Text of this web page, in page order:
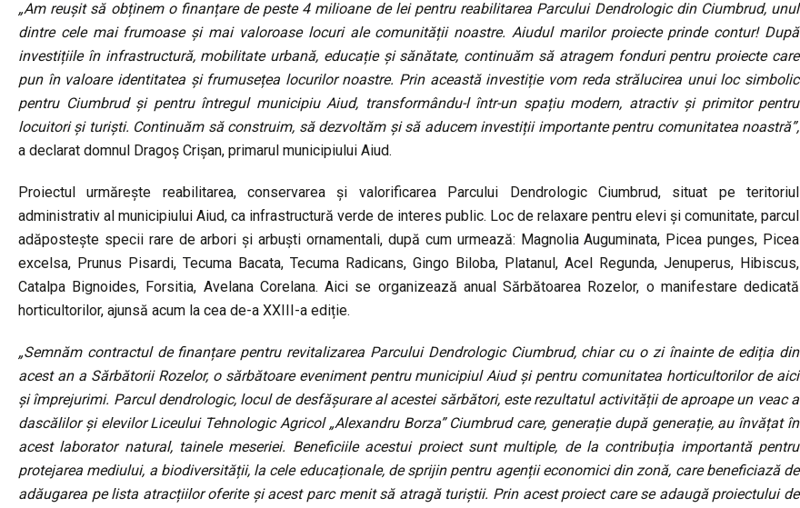
„Am reușit să obținem o finanțare de peste 4 milioane de lei pentru reabilitarea Parcului Dendrologic din Ciumbrud, unul
dintre cele mai frumoase și mai valoroase locuri ale comunității noastre. Aiudul marilor proiecte prinde contur! După
investițiile în infrastructură, mobilitate urbană, educație și sănătate, continuăm să atragem fonduri pentru proiecte care
pun în valoare identitatea și frumusețea locurilor noastre. Prin această investiție vom reda strălucirea unui loc simbolic
pentru Ciumbrud și pentru întregul municipiu Aiud, transformându-l într-un spațiu modern, atractiv și primitor pentru
locuitori și turiști. Continuăm să construim, să dezvoltăm și să aducem investiții importante pentru comunitatea noastră”,
a declarat domnul Dragoș Crișan, primarul municipiului Aiud.
Proiectul urmărește reabilitarea, conservarea și valorificarea Parcului Dendrologic Ciumbrud, situat pe teritoriul
administrativ al municipiului Aiud, ca infrastructură verde de interes public. Loc de relaxare pentru elevi și comunitate, parcul
adăpostește specii rare de arbori și arbuști ornamentali, după cum urmează: Magnolia Auguminata, Picea punges, Picea
excelsa, Prunus Pisardi, Tecuma Bacata, Tecuma Radicans, Gingo Biloba, Platanul, Acel Regunda, Jenuperus, Hibiscus,
Catalpa Bignoides, Forsitia, Avelana Corelana. Aici se organizează anual Sărbătoarea Rozelor, o manifestare dedicată
horticultorilor, ajunsă acum la cea de-a XXIII-a ediție.
„Semnăm contractul de finanțare pentru revitalizarea Parcului Dendrologic Ciumbrud, chiar cu o zi înainte de ediția din
acest an a Sărbătorii Rozelor, o sărbătoare eveniment pentru municipiul Aiud și pentru comunitatea horticultorilor de aici
și împrejurimi. Parcul dendrologic, locul de desfășurare al acestei sărbători, este rezultatul activității de aproape un veac a
dascălilor și elevilor Liceului Tehnologic Agricol „Alexandru Borza” Ciumbrud care, generație după generație, au învățat în
acest laborator natural, tainele meseriei. Beneficiile acestui proiect sunt multiple, de la contribuția importantă pentru
protejarea mediului, a biodiversității, la cele educaționale, de sprijin pentru agenții economici din zonă, care beneficiază de
adăugarea pe lista atracțiilor oferite și acest parc menit să atragă turiștii. Prin acest proiect care se adaugă proiectului de